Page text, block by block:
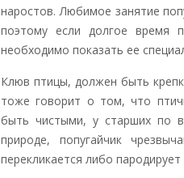
наростов. Любимое занятие
поэтому если долгое время
необходимо показать ее
Клюв птицы, должен быть
тоже говорит о том, что
быть чистыми, у старших по
природе, попугайчик
перекликается либо